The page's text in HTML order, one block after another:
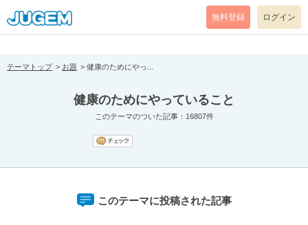
[pear_error: message="Success" code=0 mode=return level=notice
prefix="" info=""]
無料登録 ログイン
テーマトップ お題 健康のためにやっ...
健康のためにやっていること
このテーマのついた記事：16807件
このテーマに投稿された記事